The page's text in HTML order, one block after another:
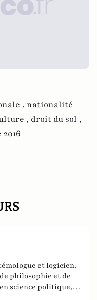
, nationalité
, droit du sol ,
et logicien.
philosophie et de
science politique,
conférencier pour